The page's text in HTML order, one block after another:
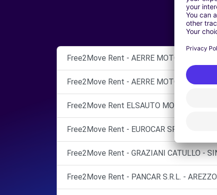
Free2Move Rent - AERRE MOTOR -
Free2Move Rent - AERRE MOTOR SRL -
Free2Move Rent ELSAUTO MOBIL SRL
Free2Move Rent - EUROCAR SRL -
Free2Move Rent - GRAZIANI CATULLO -
Free2Move Rent - PANCAR S.R.L. -